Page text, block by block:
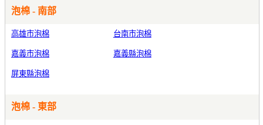
泡棉 - 南部
高雄市泡棉 台南市泡棉
嘉義市泡棉 嘉義縣泡棉
屏東縣泡棉
泡棉 - 東部